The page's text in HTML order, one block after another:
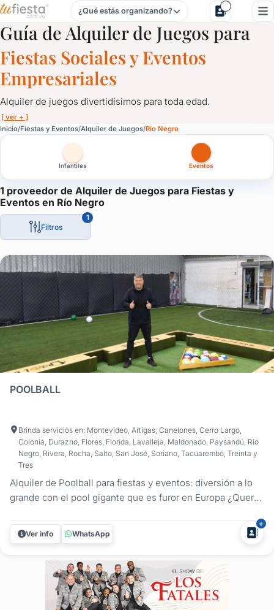
Alquiler de Juegos para Fiestas y Eventos en Río Negro
¿Qué estás organizando?
Guía de Alquiler de Juegos para
Fiestas Sociales y Eventos
Empresariales
Alquiler de juegos divertidísimos para toda edad.
[ ver + ]
Inicio Fiestas y Eventos Alquiler de Juegos Río Negro
Infantiles Eventos
1 proveedor de Alquiler de Juegos para Fiestas y
Eventos en Río Negro
Filtros
1
POOLBALL
Brinda servicios en: Montevideo, Artigas, Canelones, Cerro Largo,
Colonia, Durazno, Flores, Florida, Lavalleja, Maldonado, Paysandú, Río
Negro, Rivera, Rocha, Salto, San José, Soriano, Tacuarembó, Treinta y
Tres
Alquiler de Poolball para fiestas y eventos: diversión a lo
grande con el pool gigante que es furor en Europa ¿Querés
el POOLBALL, llevás el pool a una nueva escala. Este
juego, que es furor en Europa, combina la estrategia del
Ver info WhatsApp
Alquiler de Juegos para Fiestas y Eventos en Río Negro
Alquiler de juegos divertidísimos para toda edad.
Toros mecánicos, camas elásticas, inflables, pistas de autos,